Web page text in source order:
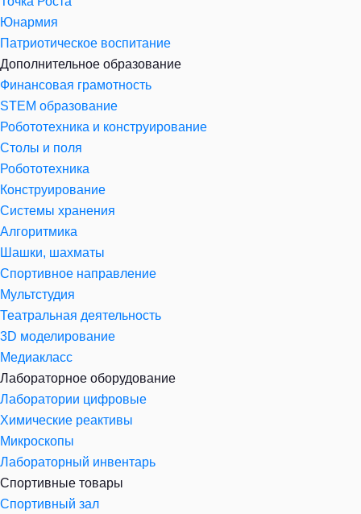
Юнармия
Патриотическое воспитание
Дополнительное образование
Финансовая грамотность
STEM образование
Робототехника и конструирование
Столы и поля
Робототехника
Конструирование
Системы хранения
Алгоритмика
Шашки, шахматы
Спортивное направление
Мультстудия
Театральная деятельность
3D моделирование
Медиакласс
Лабораторное оборудование
Лаборатории цифровые
Химические реактивы
Микроскопы
Лабораторный инвентарь
Спортивные товары
Спортивный зал